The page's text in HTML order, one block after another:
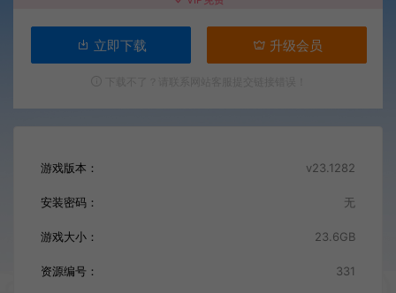
立即下载 升级会员
游戏版本： v23.1282
安装密码： 无
游戏大小： 23.6GB
资源编号： 331